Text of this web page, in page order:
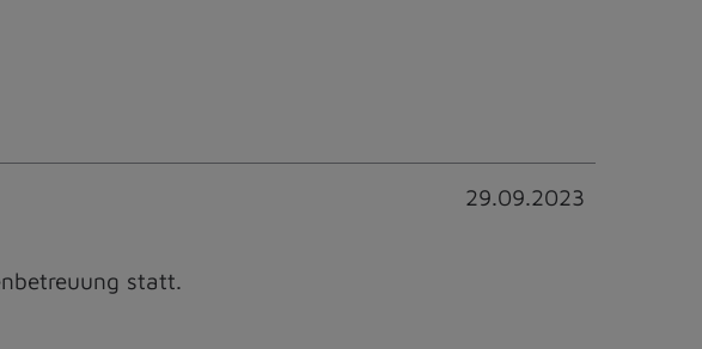
29.09.2023
statt.